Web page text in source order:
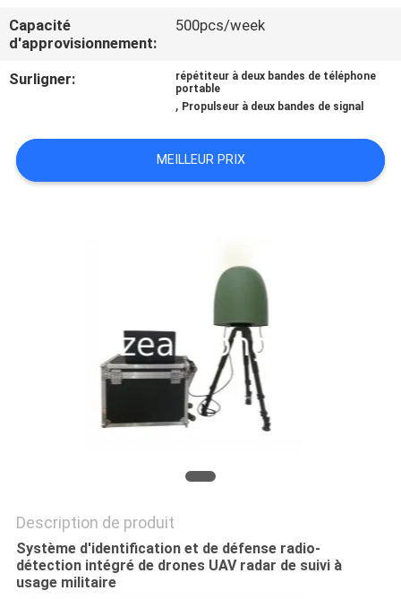
CONTRÔLE
DE
QUALITÉ
CONTACTEZ-
NOUS
DEMANDER
UN DEVIS
PRIVACY
POLICY
Capacité
d'approvisionnement:
500pcs/week
Surligner:
répétiteur à deux bandes de téléphone
portable
, Propulseur à deux bandes de signal
MEILLEUR PRIX
Description de produit
Système d'identification et de défense radio-
détection intégré de drones UAV radar de suivi à
usage militaire